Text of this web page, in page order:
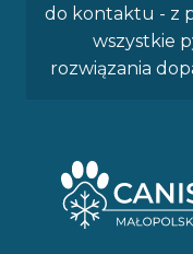
do kontaktu - z
wszystkie
rozwiązania